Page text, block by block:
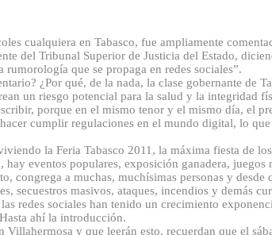
cualquiera en Tabasco, fue ampliamente
del Tribunal Superior de Justicia del Estado,
rumorología que se propaga en redes sociales”.
¿Por qué, de la nada, la clase gobernante de
un riesgo potencial para la salud y la integridad
porque en el mismo tenor y el mismo día, el
cumplir regulaciones en el mundo digital, lo
la Feria Tabasco 2011, la máxima fiesta de
eventos populares, exposición ganadera, juegos
congrega a muchas, muchísimas personas y desde
secuestros masivos, ataques, incendios y demás
redes sociales han tenido un crecimiento
ahí la introducción.
Villahermosa y que leerán esto, recuerdan que el